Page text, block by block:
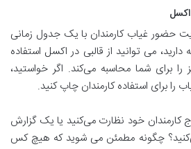
حضور غیاب کارمندان با یک جدول زمانی
می توانید از قالبی در اکسل استفاده
برای شما محاسبه می‌کند. اگر خواستید،
را برای استفاده کارمندان چاپ کنید.
کارمندان خود نظارت می‌کنید یا یک گزارش
چگونه مطمئن می شوید که هیچ کس